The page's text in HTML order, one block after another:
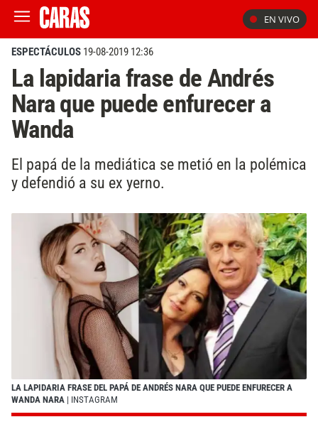
EN VIVO
ESPECTÁCULOS 19-08-2019 12:36
La lapidaria frase de Andrés
Nara que puede enfurecer a
Wanda
El papá de la mediática se metió en la polémica
y defendió a su ex yerno.
LA LAPIDARIA FRASE DEL PAPÁ DE ANDRÉS NARA QUE PUEDE ENFURECER A
WANDA NARA | INSTAGRAM